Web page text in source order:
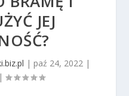
JEJ
| paź 24, 2022|